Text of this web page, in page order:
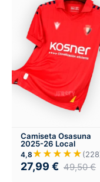
Camiseta Osasuna
2025-26 Local
4,8 ★★★★★
27,99 € 49,50€